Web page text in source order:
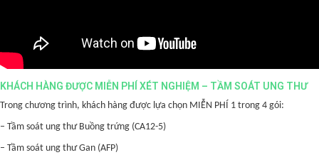
KHÁCH HÀNG ĐƯỢC MIỄN PHÍ XÉT NGHIỆM – TẦM SOÁT UNG THƯ
Trong chương trình, khách hàng được lựa chọn MIỄN PHÍ 1 trong 4 gói:
– Tầm soát ung thư Buồng trứng (CA12-5)
– Tầm soát ung thư Gan (AFP)